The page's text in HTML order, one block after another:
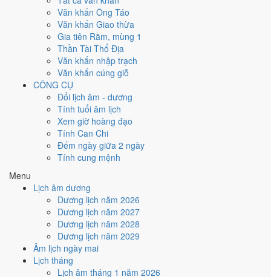
Văn khấn Ông Táo
Văn khấn Giao thừa
Gia tiên Rằm, mùng 1
Thần Tài Thổ Địa
Văn khấn nhập trạch
Văn khấn cúng giỗ
CÔNG CỤ
Đổi lịch âm - dương
Tính tuổi âm lịch
Xem giờ hoàng đạo
Tính Can Chi
Đếm ngày giữa 2 ngày
Tính cung mệnh
Menu
Lịch âm dương
Dương lịch năm 2026
Dương lịch năm 2027
Dương lịch năm 2028
Dương lịch năm 2029
Âm lịch ngày mai
Lịch tháng
Lịch âm tháng 1 năm 2026
Cưới hỏi - đính hôn
Xấu
Cưới hỏi - đính hôn hôm nay ở
Hoàng Đạo, nhưng Trực Phá và Ngày Đại Hung kéo giảm điểm.
Cách tính ngày tốt
🏪
Khai trương - mở cửa hàng
Xấu
Khai trương - mở cửa hàng hôm nay ở
Ngày Hoàng Đạo, nhưng Trực Phá và Ngày Đại Hung kéo giảm
Cách tính ngày tốt
Ký hợp đồng - giao ước
3/10
Ký hợp đồng - giao ước hôm nay ở
Ngày Hoàng Đạo, nhưng Trực Phá và Ngày Đại Hung kéo giảm
Cách tính ngày tốt
Động thổ - khởi công
3 /10Xấu
Động thổ - khởi công hôm nay ở